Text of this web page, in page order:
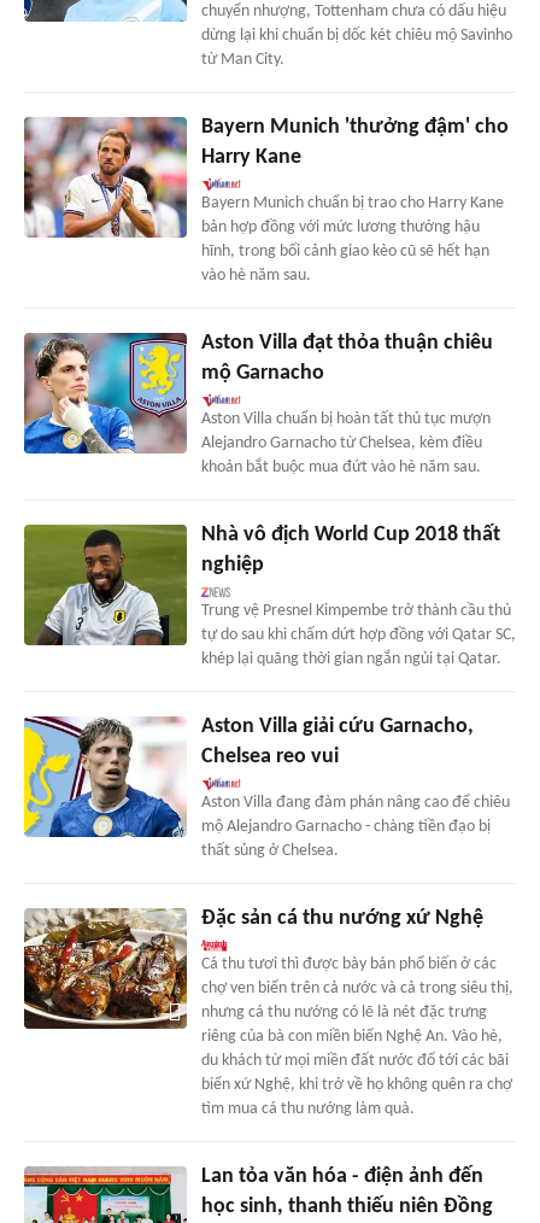
chuyển nhượng, Tottenham chưa có dấu hiệu
dừng lại khi chuẩn bị dốc két chiêu mộ Savinho
từ Man City.
Bayern Munich 'thưởng đậm' cho
Harry Kane
Bayern Munich chuẩn bị trao cho Harry Kane
bản hợp đồng với mức lương thưởng hậu
hĩnh, trong bối cảnh giao kèo cũ sẽ hết hạn
vào hè năm sau.
Aston Villa đạt thỏa thuận chiêu
mộ Garnacho
Aston Villa chuẩn bị hoàn tất thủ tục mượn
Alejandro Garnacho từ Chelsea, kèm điều
khoản bắt buộc mua đứt vào hè năm sau.
Nhà vô địch World Cup 2018 thất
nghiệp
Trung vệ Presnel Kimpembe trở thành cầu thủ
tự do sau khi chấm dứt hợp đồng với Qatar SC,
khép lại quãng thời gian ngắn ngủi tại Qatar.
Aston Villa giải cứu Garnacho,
Chelsea reo vui
Aston Villa đang đàm phán nâng cao để chiêu
mộ Alejandro Garnacho - chàng tiền đạo bị
thất sủng ở Chelsea.
Đặc sản cá thu nướng xứ Nghệ
Cá thu tươi thì được bày bán phổ biến ở các
chợ ven biển trên cả nước và cả trong siêu thị,
nhưng cá thu nướng có lẽ là nét đặc trưng
riêng của bà con miền biển Nghệ An. Vào hè,
du khách từ mọi miền đất nước đổ tới các bãi
biển xứ Nghệ, khi trở về họ không quên ra chợ
tìm mua cá thu nướng làm quà.
Lan tỏa văn hóa - điện ảnh đến
học sinh, thanh thiếu niên Đồng